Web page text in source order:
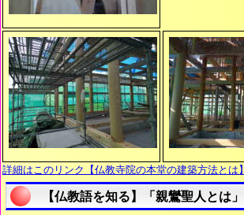
詳細はこのリンク【仏教寺院の本堂の建築方法とは】
【仏教語を知る】「親鸞聖人とは」